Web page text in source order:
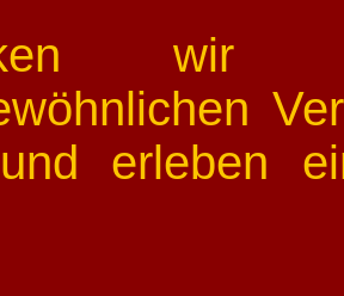
wir
erleben